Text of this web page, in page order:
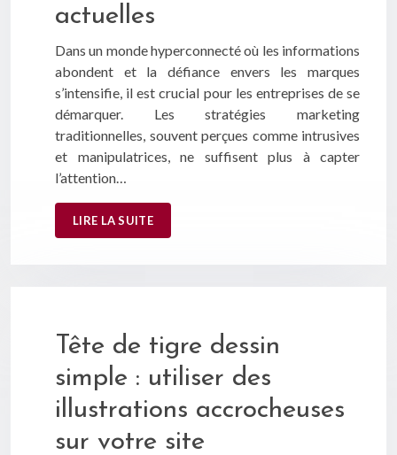
actuelles
Dans un monde hyperconnecté où les informations
abondent et la défiance envers les marques
s’intensifie, il est crucial pour les entreprises de se
démarquer. Les stratégies marketing
traditionnelles, souvent perçues comme intrusives
et manipulatrices, ne suffisent plus à capter
l’attention…
LIRE LA SUITE
Tête de tigre dessin
simple : utiliser des
illustrations accrocheuses
sur votre site